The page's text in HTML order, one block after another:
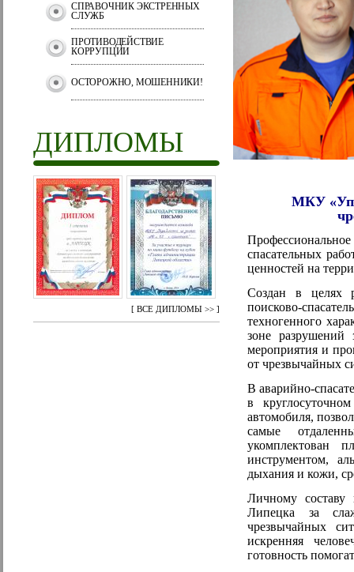
СПРАВОЧНИК ЭКСТРЕННЫХ
СЛУЖБ
ПРОТИВОДЕЙСТВИЕ
КОРРУПЦИИ
ОСТОРОЖНО, МОШЕННИКИ!
ДИПЛОМЫ
[ ВСЕ ДИПЛОМЫ >> ]
МКУ
спасательных
ценностей на
Создан в целях
поисково-
техногенного
зоне разрушений
мероприятия и
от чрезвычайных
В аварийно-
в
автомобиля,
самые
укомплектован
инструментом,
дыхания и кожи,
Личному составу
Липецка за
чрезвычайных
искренняя
готовность